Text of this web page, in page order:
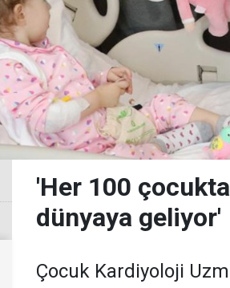
'Her 100
dünyaya geliyor'
Çocuk Kardiyoloji